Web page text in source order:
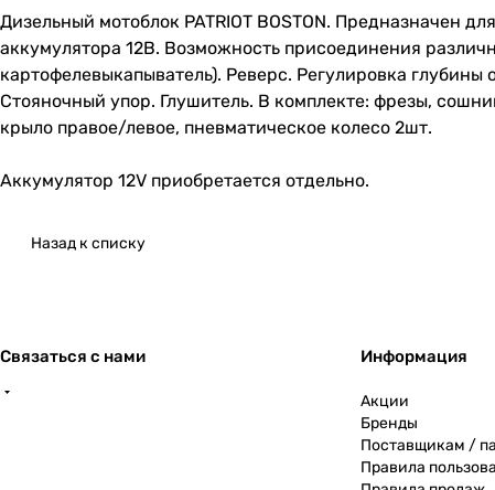
Дизельный мотоблок PATRIOT BOSTON. Предназначен
аккумулятора 12В. Возможность присоединения
картофелевыкапыватель). Реверс. Регулировка
Стояночный упор. Глушитель. В комплекте: фрезы,
крыло правое/левое, пневматическое колесо 2шт.
Аккумулятор 12V приобретается отдельно.
Назад к списку
Связаться с нами Информация
Акции
Бренды
Поставщикам /
Правила